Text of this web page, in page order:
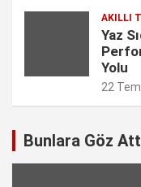
AKILLI
Yaz
Yolu
22
Bunlara Göz